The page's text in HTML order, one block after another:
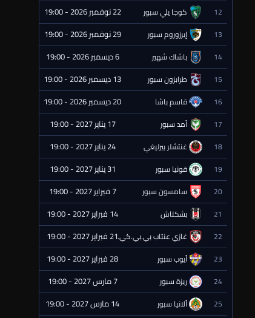
12 كوجا يلي سبور 22 نوفمبر 2026 - 19:00
13 إيرزوروم سبور 29 نوفمبر 2026 - 19:00
14 باشاك شهير 6 ديسمبر 2026 - 19:00
15 طرابزون سبور 13 ديسمبر 2026 - 19:00
16 قاسم باشا 20 ديسمبر 2026 - 19:00
17 آمد سبور 17 يناير 2027 - 19:00
18 غنتشلر بيرليغي 24 يناير 2027 - 19:00
19 قونيا سبور 31 يناير 2027 - 19:00
20 سامسون سبور 7 فبراير 2027 - 19:00
21 بشكتاش 14 فبراير 2027 - 19:00
22 غازي عنتاب بي.بي.كي.21 فبراير 2027 - 19:00
23 أيوب سبور 28 فبراير 2027 - 19:00
24 ريزة سبور 7 مارس 2027 - 19:00
25 ألانيا سبور 14 مارس 2027 - 19:00